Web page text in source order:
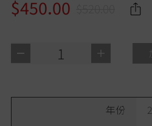
$450.00
1
年份